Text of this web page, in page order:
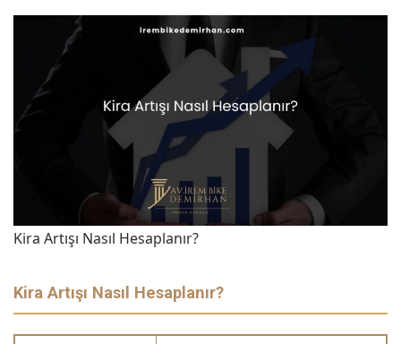
Kira Artışı Nasıl Hesaplanır?
Kira Artışı Nasıl Hesaplanır?